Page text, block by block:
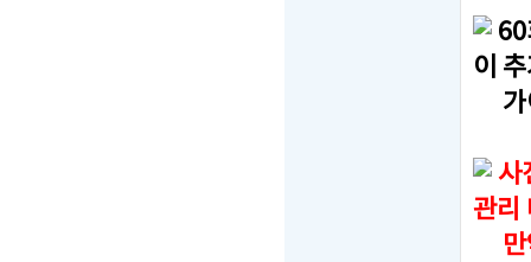
60
이
가
사
관리
만